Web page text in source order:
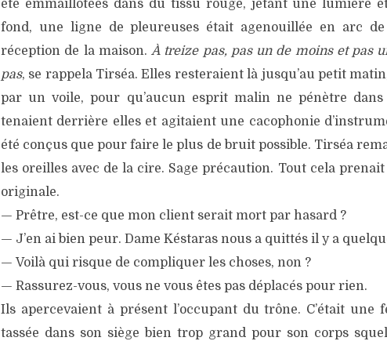
été emmaillotées dans du tissu rouge, jetant une lumière
fond, une ligne de pleureuses était agenouillée en arc
réception de la maison. À treize pas, pas un de moins et pas
pas, se rappela Tirséa. Elles resteraient là jusqu’au petit
par un voile, pour qu’aucun esprit malin ne pénètre dans
tenaient derrière elles et agitaient une cacophonie
été conçus que pour faire le plus de bruit possible. Tirséa
les oreilles avec de la cire. Sage précaution. Tout cela
originale.
— Prêtre, est-ce que mon client serait mort par hasard ?
— J’en ai bien peur. Dame Késtaras nous a quittés il y a
— Voilà qui risque de compliquer les choses, non ?
— Rassurez-vous, vous ne vous êtes pas déplacés pour rien.
Ils apercevaient à présent l’occupant du trône. C’était une
tassée dans son siège bien trop grand pour son corps